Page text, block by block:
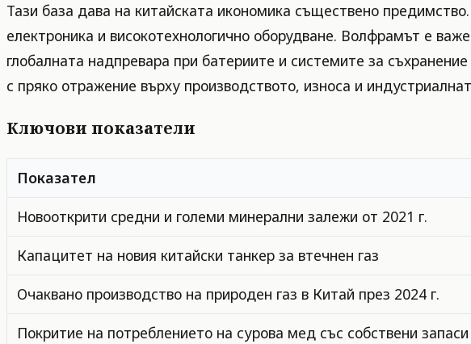
Тази база дава на китайската икономика съществено
електроника и високотехнологично оборудване. Волфрамът е
глобалната надпревара при батериите и системите за
с пряко отражение върху производството, износа и
Ключови показатели
Показател
Новооткрити средни и големи минерални залежи от 2021 г.
Капацитет на новия китайски танкер за втечнен газ
Очаквано производство на природен газ в Китай през 2024 г.
Покритие на потреблението на сурова мед със собствени